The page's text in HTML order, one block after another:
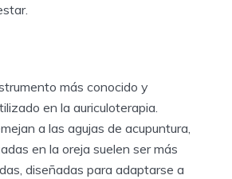
más conocido y
en la auriculoterapia.
a las agujas de acupuntura,
en la oreja suelen ser más
diseñadas para adaptarse a